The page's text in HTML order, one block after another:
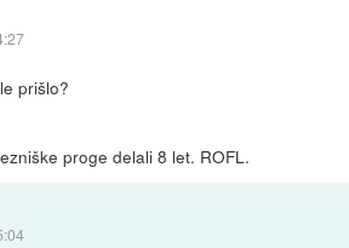
prišlo?
proge delali 8 let. ROFL.